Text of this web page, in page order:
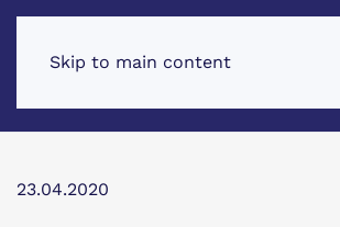
Skip to main content
23.04.2020